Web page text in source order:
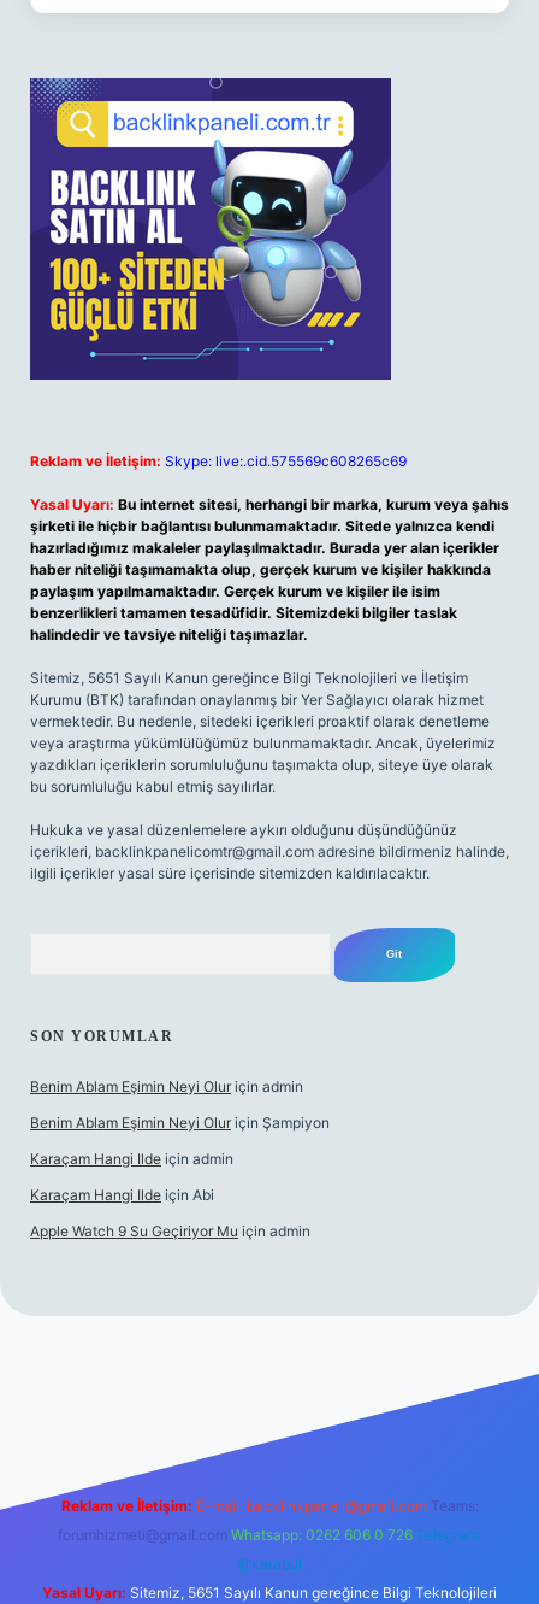
Reklam ve İletişim: Skype: live:.cid.575569c608265c69
Yasal Uyarı: Bu internet sitesi, herhangi bir marka, kurum veya şahıs
şirketi ile hiçbir bağlantısı bulunmamaktadır. Sitede yalnızca kendi
hazırladığımız makaleler paylaşılmaktadır. Burada yer alan içerikler
haber niteliği taşımamakta olup, gerçek kurum ve kişiler hakkında
paylaşım yapılmamaktadır. Gerçek kurum ve kişiler ile isim
benzerlikleri tamamen tesadüfidir. Sitemizdeki bilgiler taslak
halindedir ve tavsiye niteliği taşımazlar.
Sitemiz, 5651 Sayılı Kanun gereğince Bilgi Teknolojileri ve İletişim
Kurumu (BTK) tarafından onaylanmış bir Yer Sağlayıcı olarak hizmet
vermektedir. Bu nedenle, sitedeki içerikleri proaktif olarak denetleme
veya araştırma yükümlülüğümüz bulunmamaktadır. Ancak, üyelerimiz
yazdıkları içeriklerin sorumluluğunu taşımakta olup, siteye üye olarak
bu sorumluluğu kabul etmiş sayılırlar.
Hukuka ve yasal düzenlemelere aykırı olduğunu düşündüğünüz
içerikleri, backlinkpanelicomtr@gmail.com adresine bildirmeniz halinde,
ilgili içerikler yasal süre içerisinde sitemizden kaldırılacaktır.
SON YORUMLAR
Benim Ablam Eşimin Neyi Olur için admin
Benim Ablam Eşimin Neyi Olur için Şampiyon
Karaçam Hangi Ilde için admin
Karaçam Hangi Ilde için Abi
Apple Watch 9 Su Geçiriyor Mu için admin
Reklam ve İletişim: E-mail: backlinkpaneli@gmail.com Teams:
forumhizmeti@gmail.com Whatsapp: 0262 606 0 726 Telegram:
@karabul
Yasal Uyarı: Sitemiz, 5651 Sayılı Kanun gereğince Bilgi Teknolojileri